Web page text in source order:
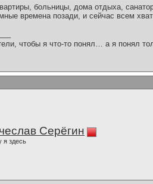
больницы, дома отдыха,
времена позади, и сейчас всем
чтобы я что-то понял… а я понял
Серёгин
я здесь